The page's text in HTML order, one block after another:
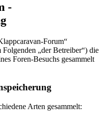
-
Forum“
„der Betreiber“) die
Foren-Besuchs gesammelt
Arten gesammelt: